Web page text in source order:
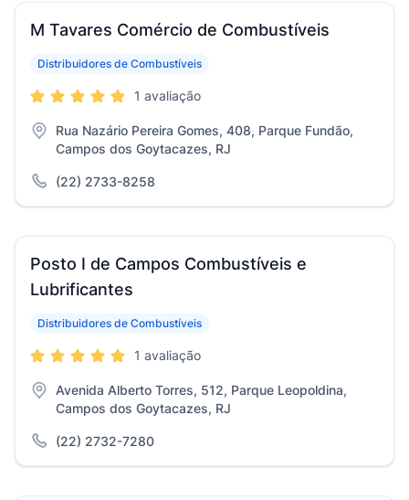
M Tavares Comércio de Combustíveis
Distribuidores de Combustíveis
1 avaliação
Rua Nazário Pereira Gomes, 408, Parque Fundão,
Campos dos Goytacazes, RJ
(22) 2733-8258
Posto I de Campos Combustíveis e
Lubrificantes
Distribuidores de Combustíveis
1 avaliação
Avenida Alberto Torres, 512, Parque Leopoldina,
Campos dos Goytacazes, RJ
(22) 2732-7280